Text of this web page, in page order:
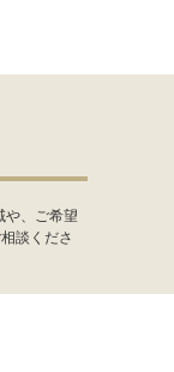
や、ご希望
談くださ